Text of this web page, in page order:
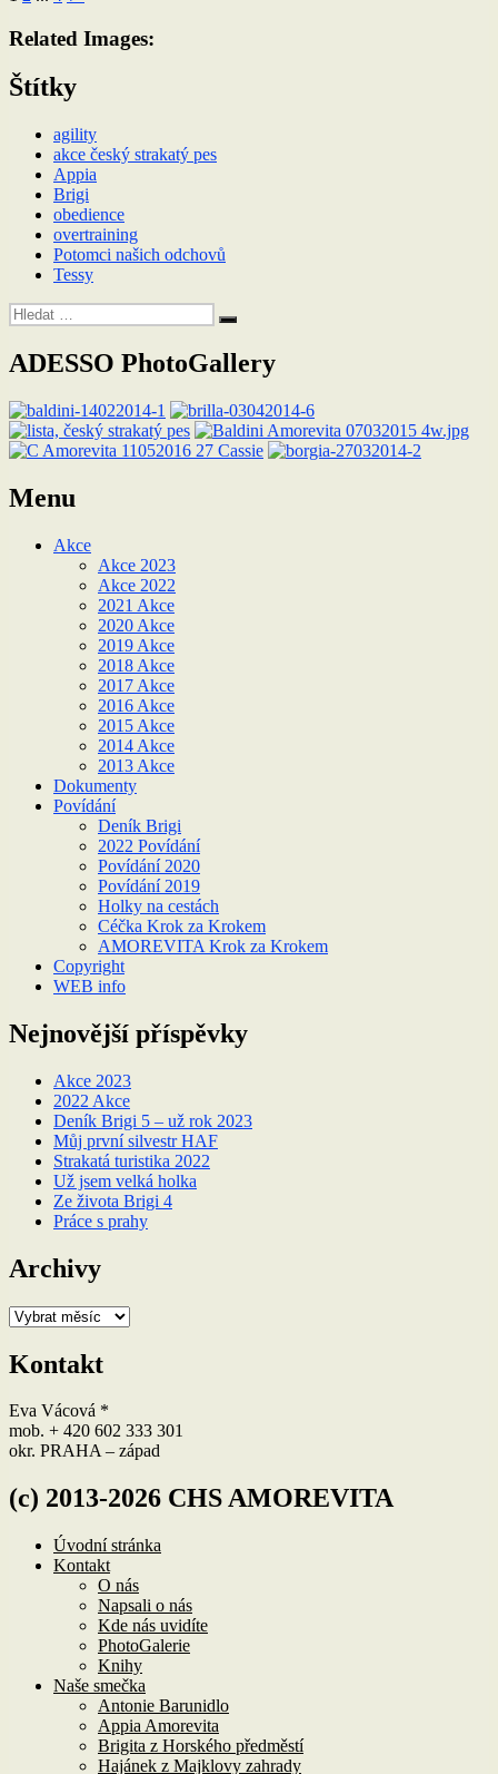
Related Images:
Štítky
agility
akce český strakatý pes
Appia
Brigi
obedience
overtraining
Potomci našich odchovů
Tessy
Hledat:
Hledání
ADESSO PhotoGallery
Menu
Akce
Akce 2023
Akce 2022
2021 Akce
2020 Akce
2019 Akce
2018 Akce
2017 Akce
2016 Akce
2015 Akce
2014 Akce
2013 Akce
Dokumenty
Povídání
Deník Brigi
2022 Povídání
Povídání 2020
Povídání 2019
Holky na cestách
Céčka Krok za Krokem
AMOREVITA Krok za Krokem
Copyright
WEB info
Nejnovější příspěvky
Akce 2023
2022 Akce
Deník Brigi 5 – už rok 2023
Můj první silvestr HAF
Strakatá turistika 2022
Už jsem velká holka
Ze života Brigi 4
Práce s prahy
Archivy
Archivy
Kontakt
Eva Vácová *
mob. + 420 602 333 301
okr. PRAHA – západ
(c) 2013-2026 CHS AMOREVITA
Úvodní stránka
Kontakt
O nás
Napsali o nás
Kde nás uvidíte
PhotoGalerie
Knihy
Naše smečka
Antonie Barunidlo
Appia Amorevita
Brigita z Horského předměstí
Hajánek z Majklovy zahrady